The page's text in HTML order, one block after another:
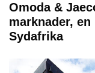
Omoda &
marknader,
Sydafrika